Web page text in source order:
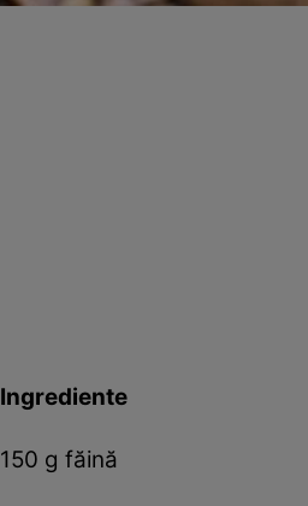
Ingrediente
150 g făină